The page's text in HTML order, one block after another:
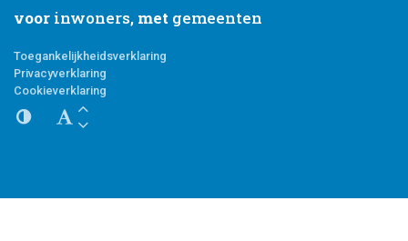
voor inwoners, met gemeenten
Toegankelijkheidsverklaring
Privacyverklaring
Cookieverklaring